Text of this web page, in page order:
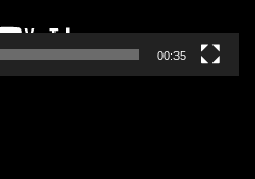
00:35